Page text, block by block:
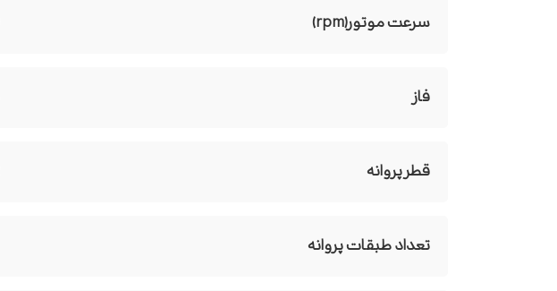
سرعت موتور(rpm)
فاز
قطر پروانه
تعداد طبقات پروانه